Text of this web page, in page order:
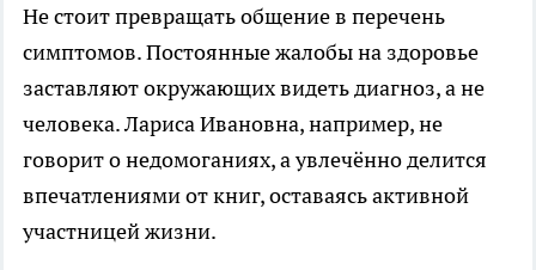
Не стоит превращать общение в перечень
симптомов. Постоянные жалобы на здоровье
заставляют окружающих видеть диагноз, а не
человека. Лариса Ивановна, например, не
говорит о недомоганиях, а увлечённо делится
впечатлениями от книг, оставаясь активной
участницей жизни.